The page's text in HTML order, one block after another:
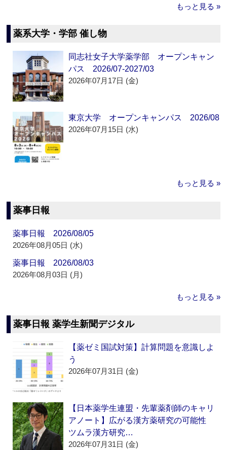
もっと見る »
薬系大学・学部 催し物
同志社女子大学薬学部 オープンキャン
パス 2026/07-2027/03
2026年07月17日 (金)
東京大学 オープンキャンパス 2026/08
2026年07月15日 (水)
もっと見る »
薬事日報
薬事日報 2026/08/05
2026年08月05日 (水)
薬事日報 2026/08/03
2026年08月03日 (月)
もっと見る »
薬事日報 薬学生新聞デジタル
【薬ゼミ国試対策】計算問題を意識しよ
う
2026年07月31日 (金)
【日本薬学生連盟・先輩薬剤師のキャリ
アノート】広がる漢方薬研究の可能性
ツムラ漢方研究…
2026年07月31日 (金)